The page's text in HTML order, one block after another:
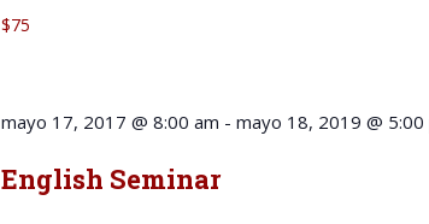
$75
mayo 17, 2017 @ 8:00 am - mayo 18, 2019 @ 5:00
English Seminar